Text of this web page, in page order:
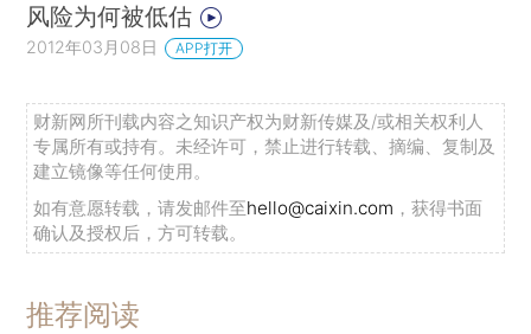
风险为何被低估
2012年03月08日 APP打开
财新网所刊载内容之知识产权为财新传媒及/或相关权利人
专属所有或持有。未经许可，禁止进行转载、摘编、复制及
建立镜像等任何使用。
如有意愿转载，请发邮件至hello@caixin.com ，获得书面
确认及授权后，方可转载。
推荐阅读